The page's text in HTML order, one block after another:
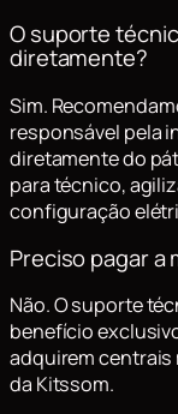
O suporte
diretamente?
Sim.
responsável pela
diretamente do
para técnico,
configuração
Preciso pagar a
Não. O suporte
benefício
adquirem
da Kitssom.